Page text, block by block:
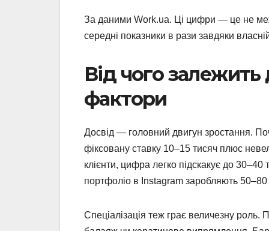
За даними Work.ua. Ці цифри — це не
середні показники в рази завдяки власній
Від чого залежить
фактори
Досвід — головний двигун зростання.
фіксовану ставку 10–15 тисяч плюс
клієнти, цифра легко підскакує до
портфоліо в Instagram заробляють 50–80
Спеціалізація теж грає величезну